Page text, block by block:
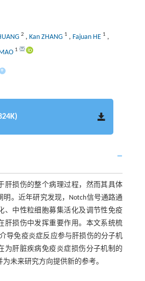
2 , Kan ZHANG 1 , Fajuan HE 1 ,
1
+
肝损伤的整个病理过程，然而其具体
明。近年研究发现，Notch信号通路通
、中性粒细胞募集活化及调节性免疫
肝损伤中发挥重要作用。本文系统梳
导免疫炎症反应参与肝损伤的分子机
为肝脏疾病免疫炎症损伤分子机制的
未来研究方向提供新的参考。